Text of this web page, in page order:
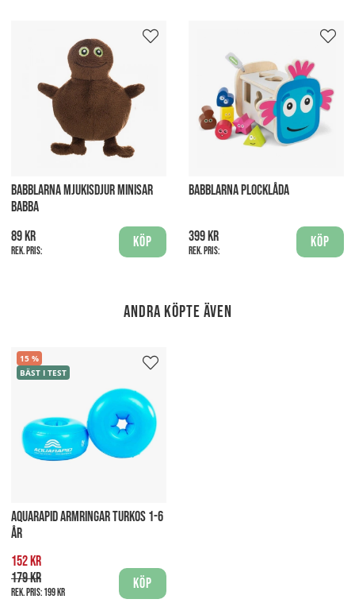
BABBLARNA MJUKISDJUR MINISAR
BABBA
89 kr
Rek. pris:
Köp
BABBLARNA PLOCKLÅDA
399 kr
Rek. pris:
Köp
Andra köpte även
15
BÄST I TEST
AQUARAPID ARMRINGAR TURKOS 1-6
ÅR
152 kr
179 kr
Rek. pris:199 kr
Köp